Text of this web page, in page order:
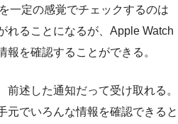
一定の感覚でチェックするのは
れることになるが、Apple Watch
を確認することができる。
前述した通知だって受け取れる。
元でいろんな情報を確認できると